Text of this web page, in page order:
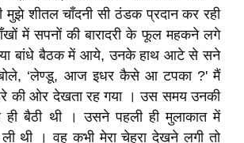
शीतल चाँदनी सी ठंडक प्रदान कर रही
में सपनों की बारादरी के फूल महकने लगे
बांधे बैठक में आये, उनके हाथ आटे से सने
‘लेण्डू, आज इधर कैसे आ टपका ?' मैं
की ओर देखता रह गया । उस समय उनकी
ही बैठी थी । उसने पहली ही मुलाकात में
थी । वह कभी मेरा चेहरा देखने लगी तो